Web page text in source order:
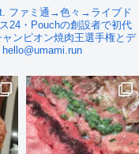
ファミ通→色々→ライブド
24・Pouchの創設者で初代
ンピオン焼肉王選手権とデ